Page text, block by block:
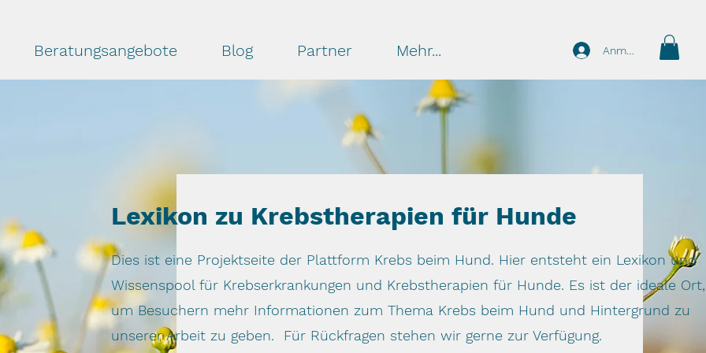
Beratungsangebote Blog Partner Mehr... Anmelden
Lexikon zu Krebstherapien für Hunde
Dies ist eine Projektseite der Plattform Krebs beim Hund. Hier entsteht ein Lexikon und
Wissenspool für Krebserkrankungen und Krebstherapien für Hunde. Es ist der ideale Ort,
um Besuchern mehr Informationen zum Thema Krebs beim Hund und Hintergrund zu
unserer Arbeit zu geben. Für Rückfragen stehen wir gerne zur Verfügung.